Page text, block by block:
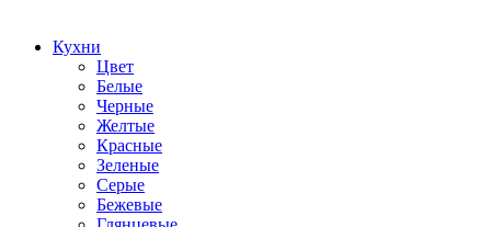
Кухни
Цвет
Белые
Черные
Желтые
Красные
Зеленые
Серые
Бежевые